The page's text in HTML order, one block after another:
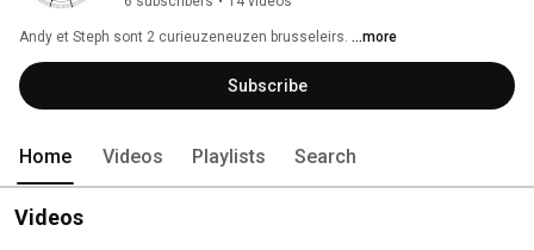
Andy et Steph sont 2 curieuzeneuzen brusseleirs. ...more
Subscribe
Home Videos Playlists Search
Videos